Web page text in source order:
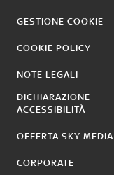
GESTIONE COOKIE
COOKIE POLICY
NOTE LEGALI
DICHIARAZIONE
ACCESSIBILITÀ
OFFERTA SKY MEDIA
CORPORATE